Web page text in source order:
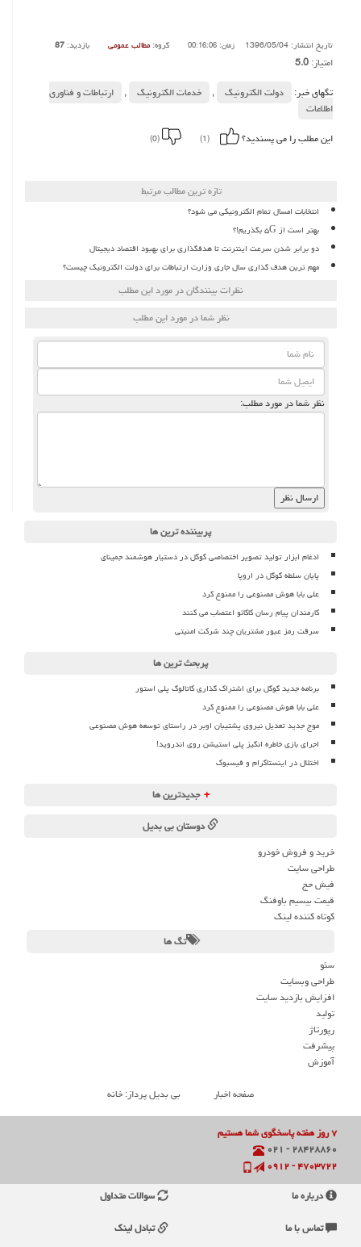
تاریخ انتشار: 1396/05/04 زمان: 00:16:06 گروه: مطالب عمومی بازدید: 87
امتیاز:5.0
تگهای خبر:
دولت الكترونیك , خدمات الكترونیك ,
ارتباطات و فناوری
اطلاعات
این مطلب را می پسندید؟
(1)
(0)
تازه ترین مطالب مرتبط
انتخابات امسال تمام الکترونیکی می شود؟
بهتر است از ۵G بگذریم!؟
دو برابر شدن سرعت اینترنت تا هدفگذاری برای بهبود اقتصاد دیجیتال
مهم ترین هدف گذاری سال جاری وزارت ارتباطات برای دولت الکترونیک چیست؟
نظرات بینندگان در مورد این مطلب
نظر شما در مورد این مطلب
نظر شما در مورد مطلب:
پربیننده ترین ها
ادغام ابزار تولید تصویر اختصاصی گوگل در دستیار هوشمند جمینای
پایان سلطه گوگل در اروپا
علی بابا هوش مصنوعی را ممنوع کرد
کارمندان پیام رسان کاکائو اعتصاب می کنند
سرقت رمز عبور مشتریان چند شرکت امنیتی
پربحث ترین ها
برنامه جدید گوگل برای اشتراک گذاری کاتالوگ پلی استور
علی بابا هوش مصنوعی را ممنوع کرد
موج جدید تعدیل نیروی پشتیبان اوبر در راستای توسعه هوش مصنوعی
اجرای بازی خاطره انگیز پلی استیشن روی اندروید!
اختلال در اینستاگرام و فیسبوک
+ جدیدترین ها
دوستان بی بدیل
خرید و فروش خودرو
طراحی سایت
فیش حج
قیمت بیسیم باوفنگ
کوتاه کننده لینک
تگ ها
سئو
طراحی وبسایت
افزایش بازدید سایت
تولید
رپورتاژ
پیشرفت
آموزش
صفحه اخبار
بی بدیل پرداز: خانه
۷ روز هفته پاسخگوی شما هستیم
۲۸۴۲۸۸۶۰ - ۰۲۱
۴۷۰۳۷۲۲ - ۰۹۱۲
درباره ما
تماس با ما
سوالات متداول
تبادل لینک